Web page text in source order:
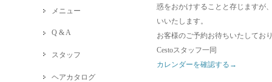
惑をおかけすることと存じますが
いいたします。
お客様のご予約お待ちいたしてお
Cestoスタッフ一同
カレンダーを確認する→
メニュー
Q & A
スタッフ
ヘアカタログ